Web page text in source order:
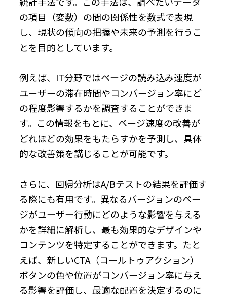
の項目（変数）の間の関係性を数式で表現
し、現状の傾向の把握や未来の予測を行うこ
とを目的としています。
例えば、IT分野ではページの読み込み速度が
ユーザーの滞在時間やコンバージョン率にど
の程度影響するかを調査することができま
す。この情報をもとに、ページ速度の改善が
どれほどの効果をもたらすかを予測し、具体
的な改善策を講じることが可能です。
さらに、回帰分析はA/Bテストの結果を評価す
る際にも有用です。異なるバージョンのペー
ジがユーザー行動にどのような影響を与える
かを詳細に解析し、最も効果的なデザインや
コンテンツを特定することができます。たと
えば、新しいCTA（コールトゥアクション）
ボタンの色や位置がコンバージョン率に与え
る影響を評価し、最適な配置を決定するのに